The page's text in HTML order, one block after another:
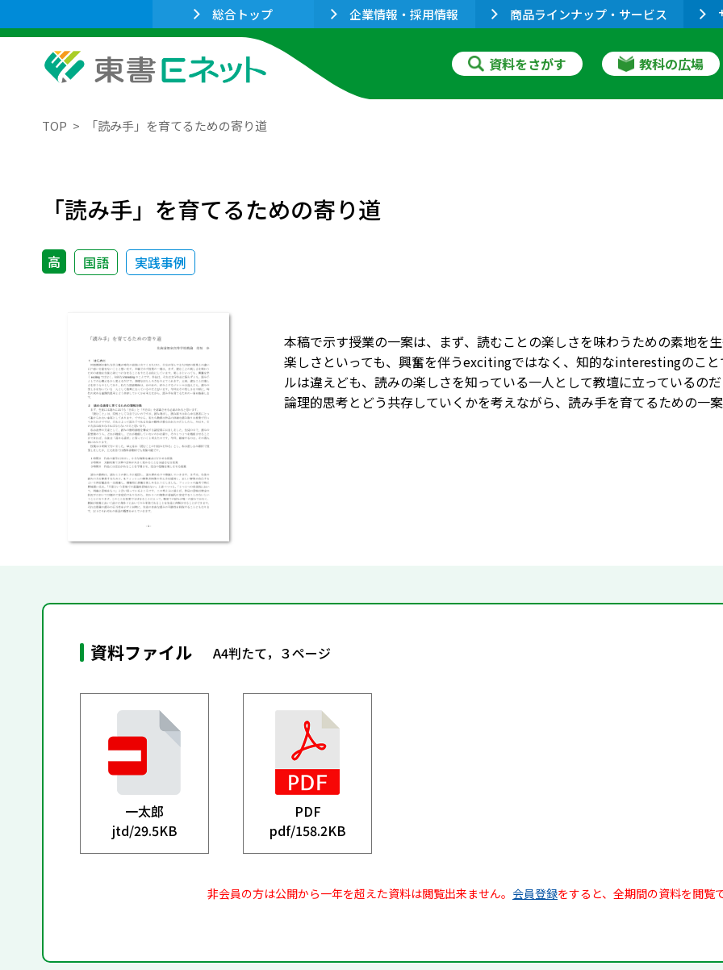
総合トップ 企業情報・採用情報 商品ラインナップ・サービス
資料をさがす 教科の広場
TOP 「読み手」を育てるための寄り道
「読み手」を育てるための寄り道
高 国語 実践事例
本稿で示す授業の一案は、まず、読むことの楽しさを味わうための素地を
楽しさといっても、興奮を伴うexcitingではなく、知的なinterestingのこ
ルは違えども、読みの楽しさを知っている一人として教壇に立っているの
論理的思考とどう共存していくかを考えながら、読み手を育てるための一案
資料ファイル A4判たて，３ページ
一太郎
jtd/29.5KB
PDF
pdf/158.2KB
非会員の方は公開から一年を超えた資料は閲覧出来ません。 会員登録をすると、全期間の資料を閲覧